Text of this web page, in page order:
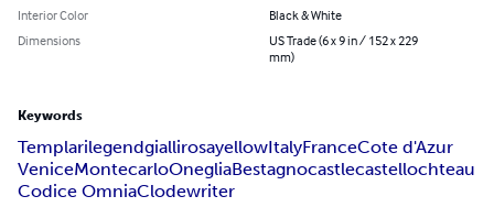
Interior Color
Black & White
Dimensions
US Trade (6 x 9 in / 152 x 229
mm)
Keywords
TemplarilegendgiallirosayellowItalyFranceCote d'Azur
VeniceMontecarloOnegliaBestagnocastlecastellochteau
Codice OmniaClodewriter